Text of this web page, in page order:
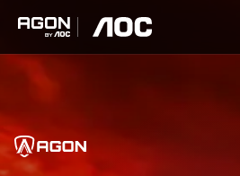
agon aoc
Home
agonTag